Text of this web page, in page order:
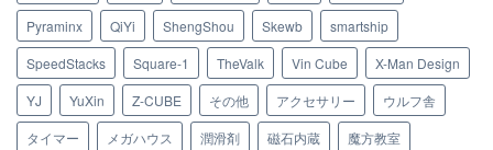
Pyraminx
QiYi ShengShou Skewb
smartship
SpeedStacks
Square-1 TheValk Vin Cube
X-Man Design
YJ
YuXin Z-CUBE その他 アクセサリー
ウルフ舎
タイマー
メガハウス 潤滑剤 磁石内蔵
魔方教室